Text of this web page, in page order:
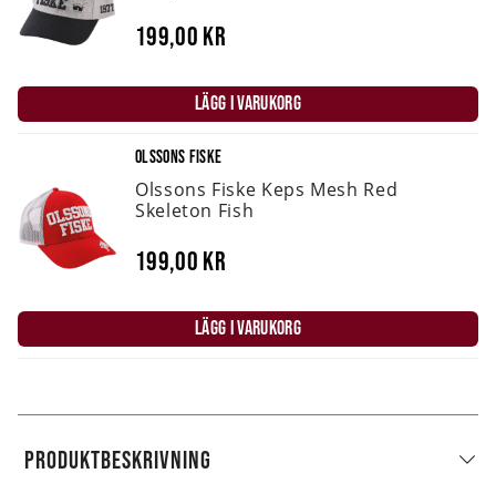
199,00 kr
LÄGG I VARUKORG
OLSSONS FISKE
Olssons Fiske Keps Mesh Red
Skeleton Fish
199,00 kr
LÄGG I VARUKORG
PRODUKTBESKRIVNING